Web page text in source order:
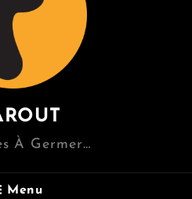
À Germer…
Menu